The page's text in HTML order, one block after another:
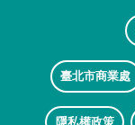
臺北市商業處